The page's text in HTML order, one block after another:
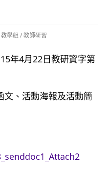
教學組 /教師研習
年4月22日教研資字第
文、活動海報及活動簡